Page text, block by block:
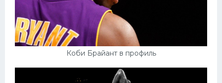
Коби Брайант в профиль